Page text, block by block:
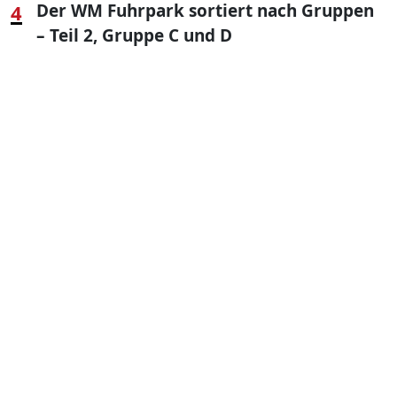
4
Der WM Fuhrpark sortiert nach Gruppen
– Teil 2, Gruppe C und D